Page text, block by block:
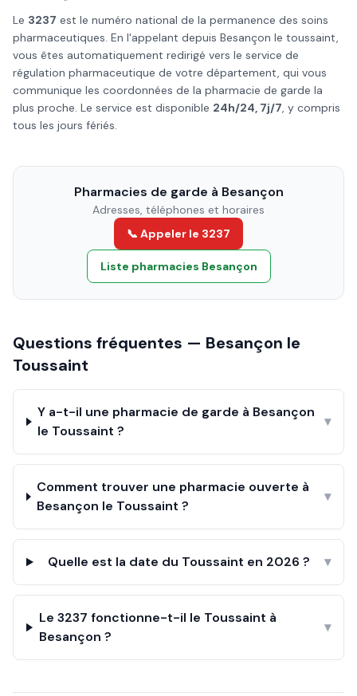
Le 3237 est le numéro national de la permanence des soins
pharmaceutiques. En l'appelant depuis Besançon le toussaint,
vous êtes automatiquement redirigé vers le service de
régulation pharmaceutique de votre département, qui vous
communique les coordonnées de la pharmacie de garde la
plus proche. Le service est disponible 24h/24, 7j/7, y compris
tous les jours fériés.
Pharmacies de garde à Besançon
Adresses, téléphones et horaires
📞 Appeler le 3237
Liste pharmacies Besançon
Questions fréquentes — Besançon le
Toussaint
Y a-t-il une pharmacie de garde à Besançon
le Toussaint ?
▾
Comment trouver une pharmacie ouverte à
Besançon le Toussaint ?
▾
Quelle est la date du Toussaint en 2026 ? ▾
Le 3237 fonctionne-t-il le Toussaint à
Besançon ?
▾